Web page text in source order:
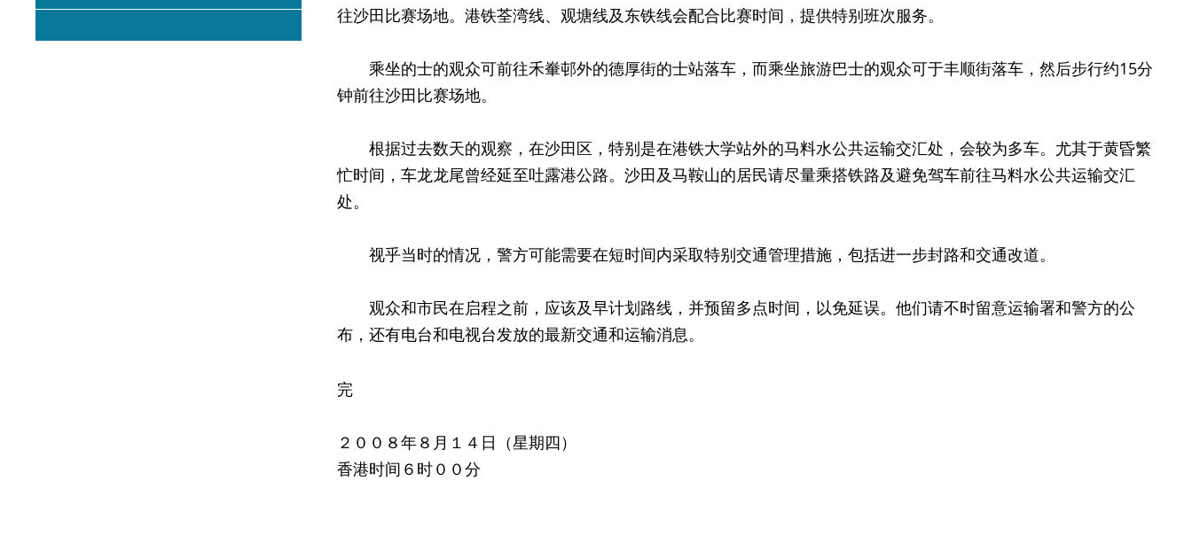
往沙田比赛场地。港铁荃湾线、观塘线及东铁线会配合比赛时间，提供特别班次服务。
乘坐的士的观众可前往禾輋邨外的德厚街的士站落车，而乘坐旅游巴士的观众可于丰顺街落车，然后步行约15分
钟前往沙田比赛场地。
根据过去数天的观察，在沙田区，特别是在港铁大学站外的马料水公共运输交汇处，会较为多车。尤其于黄昏繁
忙时间，车龙龙尾曾经延至吐露港公路。沙田及马鞍山的居民请尽量乘搭铁路及避免驾车前往马料水公共运输交汇
处。
视乎当时的情况，警方可能需要在短时间内采取特别交通管理措施，包括进一步封路和交通改道。
观众和市民在启程之前，应该及早计划路线，并预留多点时间，以免延误。他们请不时留意运输署和警方的公
布，还有电台和电视台发放的最新交通和运输消息。
完
２００８年８月１４日（星期四）
香港时间６时００分